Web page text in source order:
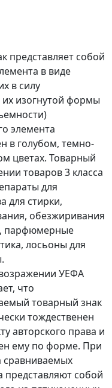
представляет собой
в виде
в силу
изогнутой формы
элемента
в голубом, темно-
цветах. Товарный
товаров 3 класса
для
для стирки,
обезжиривания
парфюмерные
лосьоны для
УЕФА
что
товарный знак
тождественен
авторского права и
ему по форме. При
сравниваемых
представляют собой